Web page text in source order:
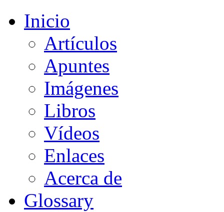
Inicio
Artículos
Apuntes
Imágenes
Libros
Vídeos
Enlaces
Acerca de
Glossary